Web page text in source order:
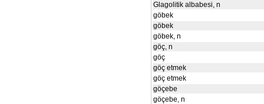
Glagolitik albabesi, n
göbek
göbek
göbek, n
göç, n
göç
göç etmek
göç etmek
göçebe
göçebe, n